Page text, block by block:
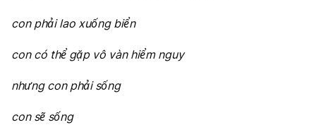
con phải lao xuống biển
con có thể gặp vô vàn hiểm nguy
nhưng con phải sống
con sẽ sống